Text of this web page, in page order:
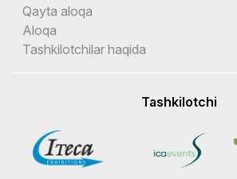
Qayta aloqa
Aloqa
Tashkilotchilar haqida
Tashkilotchi